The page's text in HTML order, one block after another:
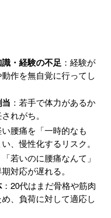
・経験の不足 ：経験が
作を無自覚に行ってし
：若手で体力があるか
れがち。
い腰痛を「一時的なも
、慢性化するリスク。
「若いのに腰痛なんて」
対応が遅れる。
：20代はまだ骨格や筋肉
、負荷に対して適応し